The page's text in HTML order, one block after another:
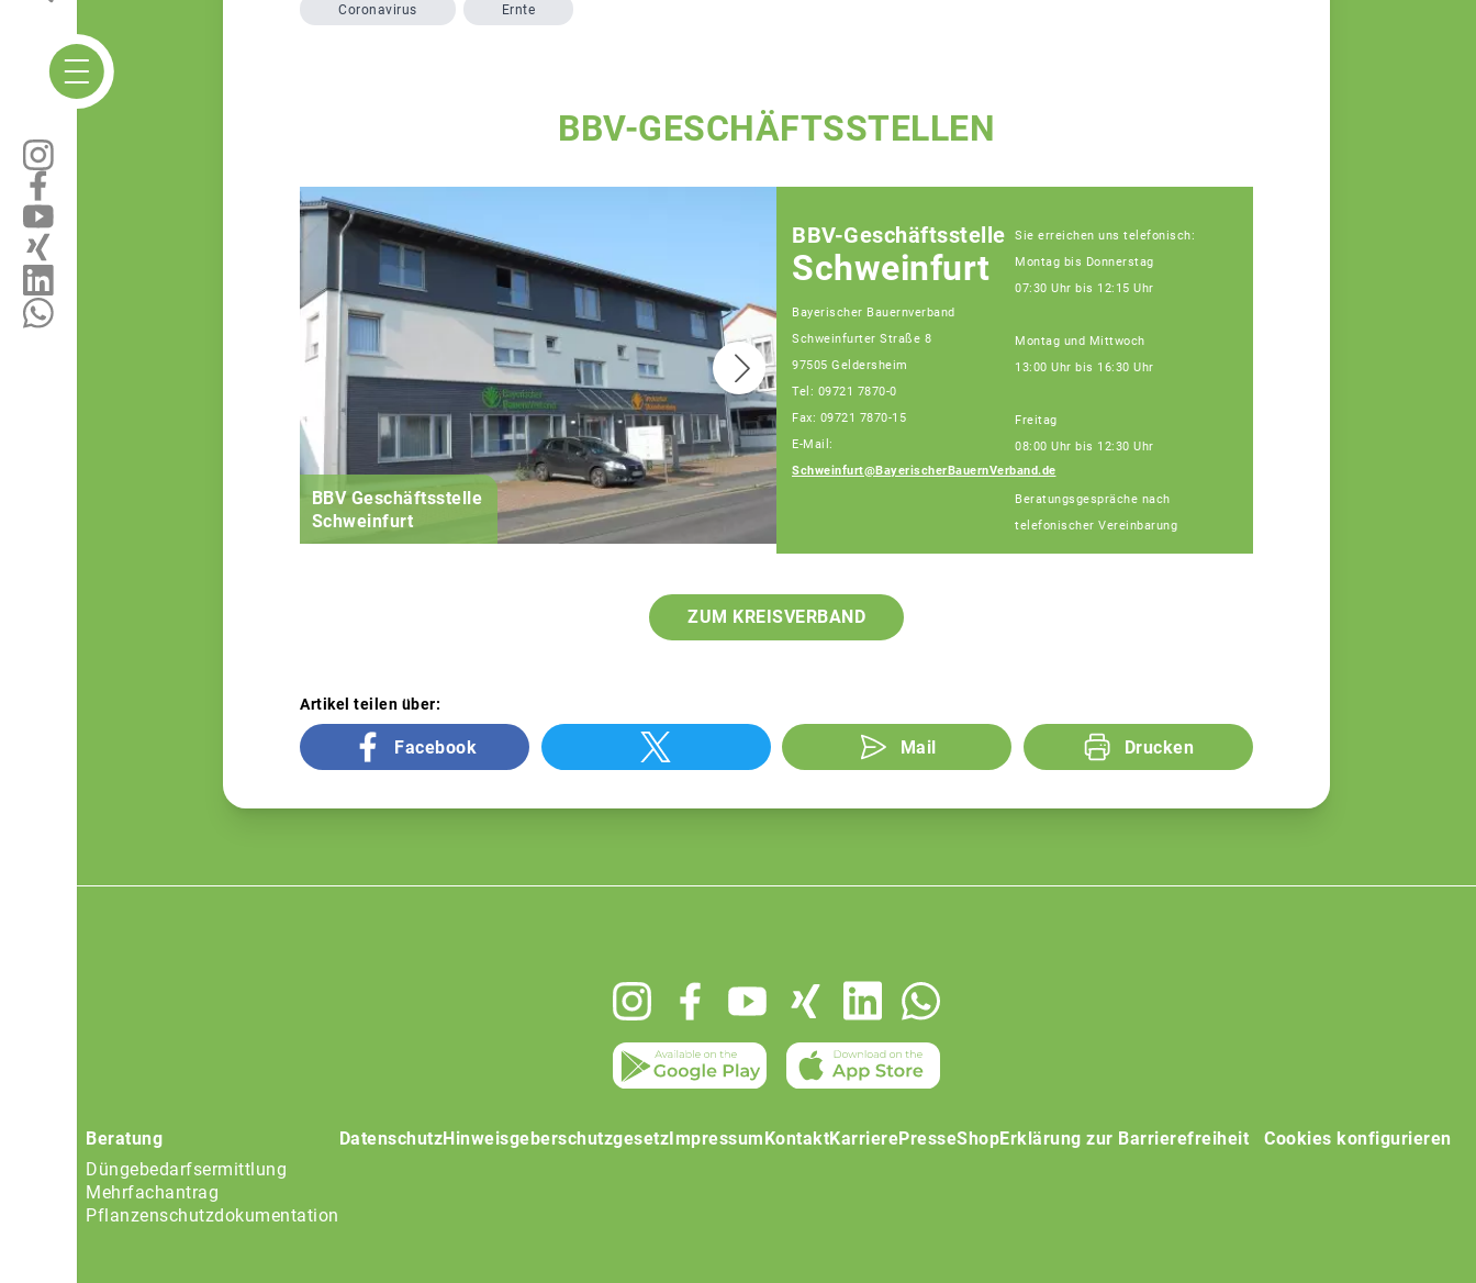
Coronavirus Ernte
BBV-GESCHÄFTSSTELLEN
BBV Geschäftsstelle
Schweinfurt
BBV-Geschäftsstelle
Schweinfurt
Bayerischer Bauernverband
Schweinfurter Straße 8
97505 Geldersheim
Tel: 09721 7870-0
Fax: 09721 7870-15
E-Mail:
Schweinfurt@BayerischerBauernVerband.de
Sie erreichen uns telefonisch:
Montag bis Donnerstag
07:30 Uhr bis 12:15 Uhr
Montag und Mittwoch
13:00 Uhr bis 16:30 Uhr
Freitag
08:00 Uhr bis 12:30 Uhr
Beratungsgespräche nach
telefonischer Vereinbarung
ZUM KREISVERBAND
Artikel teilen über:
Facebook Mail Drucken
Beratung
Düngebedarfsermittlung
Mehrfachantrag
Pflanzenschutzdokumentation
DatenschutzHinweisgeberschutzgesetz Impressum KontaktKarrierePresseShopErklärung zur Barrierefreiheit Cookies konfigurieren